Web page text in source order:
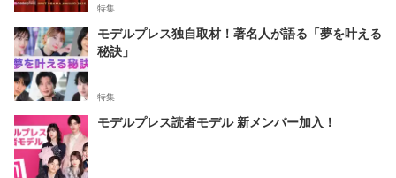
特集
モデルプレス独自取材！著名人が語る「夢を叶える
秘訣」
特集
モデルプレス読者モデル 新メンバー加入！